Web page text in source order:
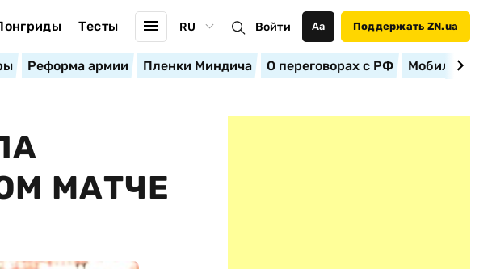
Тесты RU Войти Аа Поддержать ZN.ua
Реформа армии Пленки Миндича О переговорах с РФ
МАТЧЕ